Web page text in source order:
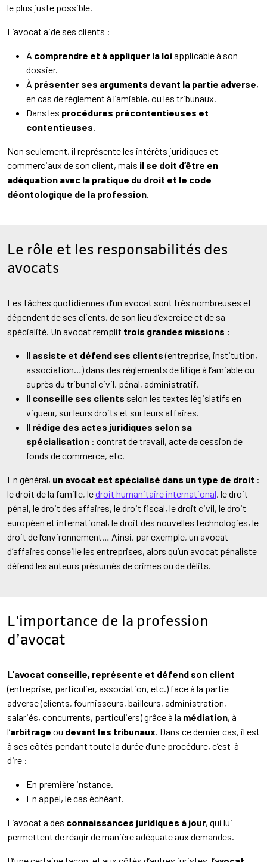
le plus juste possible.
L’avocat aide ses clients :
À comprendre et à appliquer la loiapplicable à son
dossier.
À présenter ses arguments devant la partie adverse,
en cas de règlement à l’amiable, ou les tribunaux.
Dans les procédures précontentieuses et
contentieuses.
Non seulement, il représente les intérêts juridiques et
commerciaux de son client, mais il se doit d’être en
adéquation avec la pratique du droit et le code
déontologique de la profession.
Le rôle et les responsabilités des
avocats
Les tâches quotidiennes d’un avocat sont très nombreuses et
dépendent de ses clients, de son lieu d’exercice et de sa
spécialité. Un avocat remplit trois grandes missions :
Il assiste et défend ses clients(entreprise, institution,
association…) dans des règlements de litige à l’amiable ou
auprès du tribunal civil, pénal, administratif.
Il conseille ses clients selon les textes législatifs en
vigueur, sur leurs droits et sur leurs affaires.
Il rédige des actes juridiques selon sa
spécialisation : contrat de travail, acte de cession de
fonds de commerce, etc.
En général, un avocat est spécialisé dans un type de droit :
le droit de la famille, ledroit humanitaire international, le droit
pénal, le droit des affaires, le droit fiscal, le droit civil, le droit
européen et international, le droit des nouvelles technologies, le
droit de l’environnement… Ainsi, par exemple, un avocat
d’affaires conseille les entreprises, alors qu’un avocat pénaliste
défend les auteurs présumés de crimes ou de délits.
L'importance de la profession
d’avocat
L’avocat conseille, représente et défend son client
(entreprise, particulier, association, etc.) face à la partie
adverse (clients, fournisseurs, bailleurs, administration,
salariés, concurrents, particuliers) grâce à la médiation, à
l’arbitrage ou devant les tribunaux. Dans ce dernier cas, il est
à ses côtés pendant toute la durée d’une procédure, c’est-à-
dire :
En première instance.
En appel, le cas échéant.
L’avocat a des connaissances juridiques à jour, qui lui
permettent de réagir de manière adéquate aux demandes.